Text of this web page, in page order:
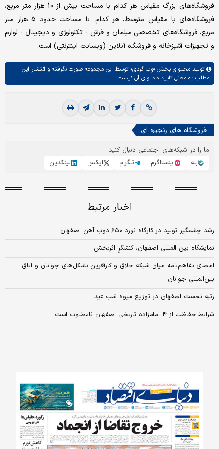
فروشگاه‌های بزرگ مقیاس هر کدام با مساحت بیش از 10 هزار متر مربع،
فروشگاه‌های با مقیاس متوسط، هر کدام با مساحت حدود 5 هزار متر
مربع، فروشگاه‌های تخصصی مبلمان و فرش - تکنولوژی و دیجیتال - لوازم
و تجهیزات آشپزخانه و فروشگاه آنلاین (وبسایت اینترنتی) است.
تولید محتوای بخش «وب گردی»توسط این مجموعه صورت نگرفته و انتشار این
مطلب به معنی تایید محتوای آن نیست.
فروشگاه های زنجیره ای
ما را در شبکه‌های اجتماعی دنبال کنید
بله
اینستاگرم تلگرام ایکس لینکدین
اخبار مرتبط
رشد چشمگیر تولید در کارگاه نورد ۶۵۰ ذوب آهن اصفهان
نمایشگاه بین المللی اصفهان، کنشگرِ اثربخش
امضای تفاهم‌نامه میان شبکه خلاق و کارآفرین تشکل‌های جوانان و اتاق
بین‌المللی جوانان
رتبه نخست اصفهان در توزیع میوه شب عید
شرایط حفاظت از ۴ امامزاده تاریخی اصفهان نامطلوب است